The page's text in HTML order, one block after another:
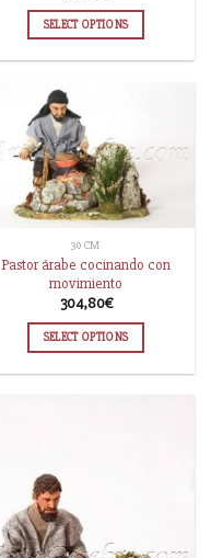
SELECT OPTIONS
30 CM
Pastor árabe cocinando con
movimiento
304,80€
SELECT OPTIONS